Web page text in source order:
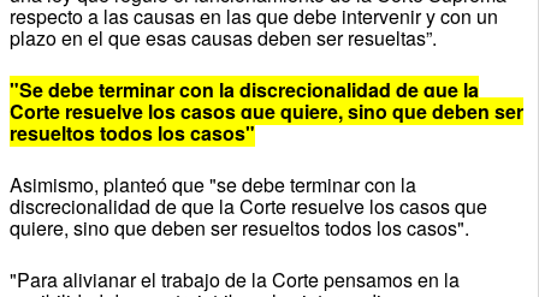
respecto a las causas en las que debe intervenir y con un
plazo en el que esas causas deben ser resueltas”.
"Se debe terminar con la discrecionalidad de que la
Corte resuelve los casos que quiere, sino que deben ser
resueltos todos los casos"
Asimismo, planteó que "se debe terminar con la
discrecionalidad de que la Corte resuelve los casos que
quiere, sino que deben ser resueltos todos los casos".
"Para alivianar el trabajo de la Corte pensamos en la